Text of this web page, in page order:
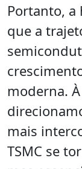
Portanto, a
que a
moderna.
mais
TSMC se